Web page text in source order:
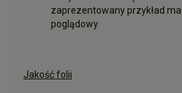
zaprezentowany przykład
poglądowy.
Jakość folii